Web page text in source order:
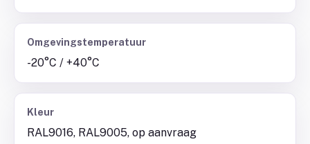
Omgevingstemperatuur
-20°C / +40°C
Kleur
RAL9016, RAL9005, op aanvraag